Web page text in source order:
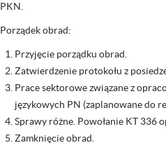
PKN.
Porządek obrad:
Przyjęcie porządku obrad.
Zatwierdzenie protokołu z
Prace sektorowe związane z
językowych PN (zaplanowane do
Sprawy różne. Powołanie KT 336
Zamknięcie obrad.